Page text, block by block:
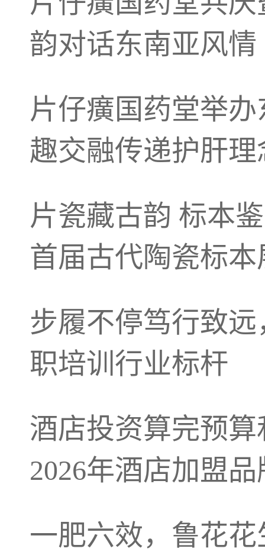
韵对话东南亚风情
片仔癀国药堂举
趣交融传递护肝理
片瓷藏古韵 标本
首届古代陶瓷标本
步履不停笃行致
职培训行业标杆
酒店投资算完预
2026年酒店加盟
一肥六效，鲁花